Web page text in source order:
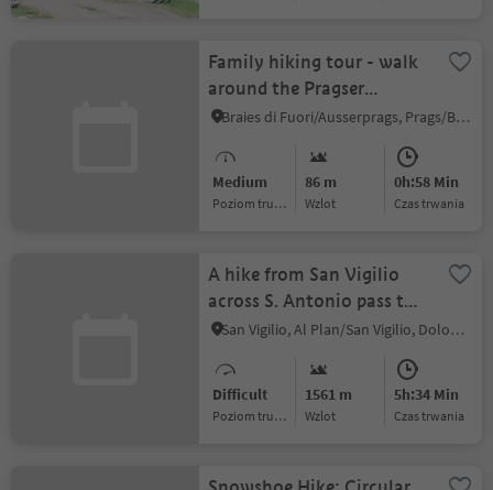
Family hiking tour - walk
around the Pragser
Wildsee Lake
Braies di Fuori/Ausserprags, Prags/Braies, Dolomites Region 3 Zinnen
Medium
Poziom trudności
86 m
Wzlot
0h:58 Min
czas trwania
A hike from San Vigilio
across S. Antonio pass to
the Fanes pastures
San Vigilio, Al Plan/San Vigilio, Dolomites Region Kronplatz/Plan de Corones
Difficult
Poziom trudności
1561 m
Wzlot
5h:34 Min
czas trwania